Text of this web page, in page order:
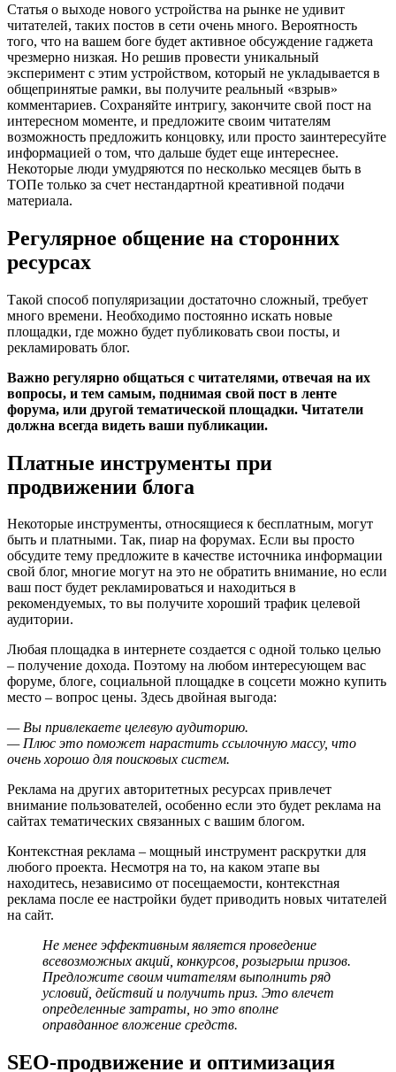
Статья о выходе нового устройства на рынке не удивит
читателей, таких постов в сети очень много. Вероятность
того, что на вашем боге будет активное обсуждение гаджета
чрезмерно низкая. Но решив провести уникальный
эксперимент с этим устройством, который не укладывается в
общепринятые рамки, вы получите реальный «взрыв»
комментариев. Сохраняйте интригу, закончите свой пост на
интересном моменте, и предложите своим читателям
возможность предложить концовку, или просто заинтересуйте
информацией о том, что дальше будет еще интереснее.
Некоторые люди умудряются по несколько месяцев быть в
ТОПе только за счет нестандартной креативной подачи
материала.
Регулярное общение на сторонних
ресурсах
Такой способ популяризации достаточно сложный, требует
много времени. Необходимо постоянно искать новые
площадки, где можно будет публиковать свои посты, и
рекламировать блог.
Важно регулярно общаться с читателями, отвечая на их
вопросы, и тем самым, поднимая свой пост в ленте
форума, или другой тематической площадки. Читатели
должна всегда видеть ваши публикации.
Платные инструменты при
продвижении блога
Некоторые инструменты, относящиеся к бесплатным, могут
быть и платными. Так, пиар на форумах. Если вы просто
обсудите тему предложите в качестве источника информации
свой блог, многие могут на это не обратить внимание, но если
ваш пост будет рекламироваться и находиться в
рекомендуемых, то вы получите хороший трафик целевой
аудитории.
Любая площадка в интернете создается с одной только целью
– получение дохода. Поэтому на любом интересующем вас
форуме, блоге, социальной площадке в соцсети можно купить
место – вопрос цены. Здесь двойная выгода:
— Вы привлекаете целевую аудиторию.
— Плюс это поможет нарастить ссылочную массу, что
очень хорошо для поисковых систем.
Реклама на других авторитетных ресурсах привлечет
внимание пользователей, особенно если это будет реклама на
сайтах тематических связанных с вашим блогом.
Контекстная реклама – мощный инструмент раскрутки для
любого проекта. Несмотря на то, на каком этапе вы
находитесь, независимо от посещаемости, контекстная
реклама после ее настройки будет приводить новых читателей
на сайт.
Не менее эффективным является проведение
всевозможных акций, конкурсов, розыгрыш призов.
Предложите своим читателям выполнить ряд
условий, действий и получить приз. Это влечет
определенные затраты, но это вполне
оправданное вложение средств.
SEO-продвижение и оптимизация